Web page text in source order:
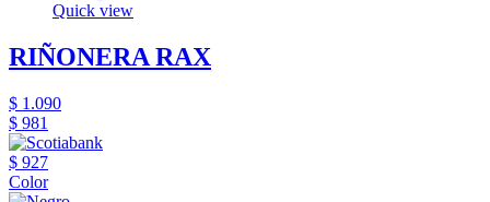
Quick view
RIÑONERA RAX
$ 1.090
$ 981
$ 927
Color